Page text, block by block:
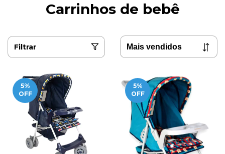
Carrinhos de bebê
Filtrar
5%
OFF
5%
OFF